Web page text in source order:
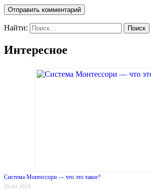
Найти:
Интересное
Система Монтессори — что это такое?
29.04.2019